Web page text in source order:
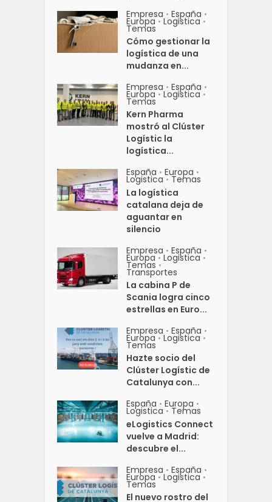
Empresa • España •
Europa • Logistica •
Temas
Cómo gestionar la
logística de una
mudanza en...
Empresa • España •
Europa • Logistica •
Temas
Kern Pharma
mostró al Clúster
Logístic la
logística...
España • Europa •
Logistica • Temas
La logística
catalana deja de
aguantar en
silencio
Empresa • España •
Europa • Logistica •
Temas •
Transportes
La cabina P de
Scania logra cinco
estrellas en Euro...
Empresa • España •
Europa • Logistica •
Temas
Hazte socio del
Clúster Logístic de
Catalunya con...
España • Europa •
Logistica • Temas
eLogistics Connect
vuelve a Madrid:
descubre el...
Empresa • España •
Europa • Logistica •
Temas
El nuevo rostro del